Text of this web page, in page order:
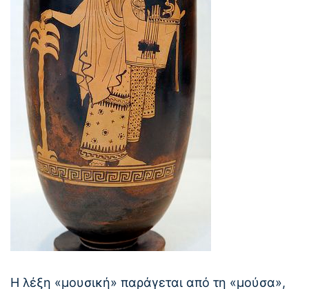
Η λέξη «μουσική» παράγεται από τη «μούσα»,